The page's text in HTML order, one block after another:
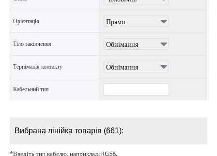
Орієнтація
Тіло закінчення
Тернімація контакту
Кабельний тип
Вибрана лінійка товарів (661):
*Введіть тип кабелю, наприклад: RG58.